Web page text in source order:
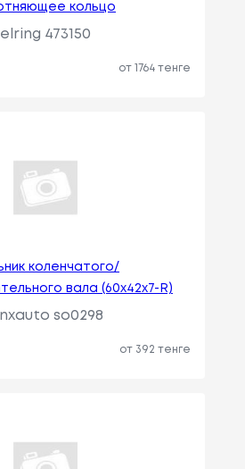
кольцо
elring 473150
от 1764 тенге
коленчатого/
вала (60x42x7-R)
so0298
от 392 тенге